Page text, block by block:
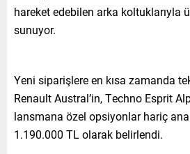
hareket edebilen arka koltuklarıyla
sunuyor.
Yeni siparişlere en kısa zamanda
Renault Austral’in, Techno Esprit
lansmana özel opsiyonlar hariç
1.190.000 TL olarak belirlendi.